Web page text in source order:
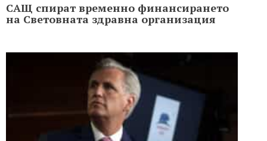
САЩ спират временно финансирането
на Световната здравна организация